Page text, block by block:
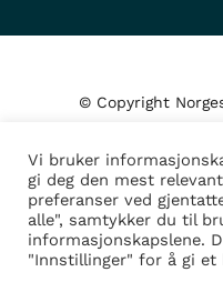
© Copyright
Design/
Vi bruker
gi deg den mest
preferanser ved
alle", samtykker du til
informasjonskapslene.
"Innstillinger" for å gi